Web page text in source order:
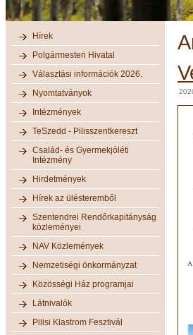
Hírek
Polgármesteri Hivatal
Választási információk 2026.
Nyomtatványok
Intézmények
TeSzedd - Pilisszentkereszt
Család- és Gyermekjóléti
Intézmény
Hirdetmények
Hírek az ülésteremből
Szentendrei Rendőrkapitányság
közleményei
NAV Közlemények
Nemzetiségi önkormányzat
Közösségi Ház programjai
Látnivalók
Pilisi Klastrom Fesztivál